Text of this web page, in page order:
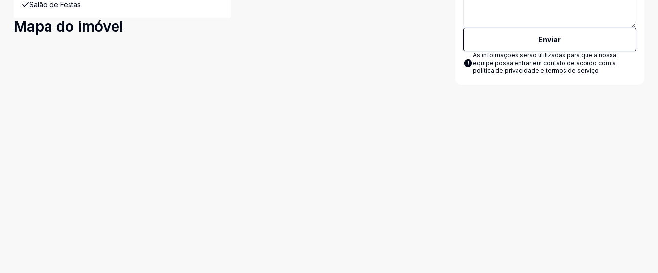
Salão de Festas
Mapa do imóvel
Enviar
As informações serão utilizadas para que a nossa
equipe possa entrar em contato de acordo com a
política de privacidade e termos de serviço